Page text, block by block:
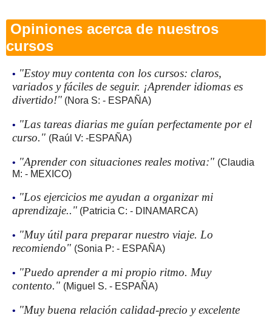
Opiniones acerca de nuestros
cursos
• "Estoy muy contenta con los cursos: claros,
variados y fáciles de seguir. ¡Aprender idiomas es
divertido!" (Nora S: - ESPAÑA)
• "Las tareas diarias me guían perfectamente por el
curso." (Raúl V: -ESPAÑA)
• "Aprender con situaciones reales motiva:" (Claudia
M: - MEXICO)
• "Los ejercicios me ayudan a organizar mi
aprendizaje.." (Patricia C: - DINAMARCA)
• "Muy útil para preparar nuestro viaje. Lo
recomiendo" (Sonia P: - ESPAÑA)
• "Puedo aprender a mi propio ritmo. Muy
contento." (Miguel S. - ESPAÑA)
• "Muy buena relación calidad-precio y excelente